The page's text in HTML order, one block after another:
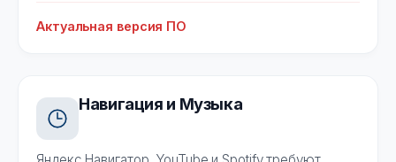
Актуальная версия ПО
Навигация и Музыка